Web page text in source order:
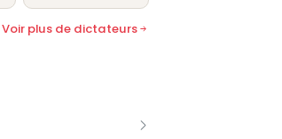
Voir plus de dictateurs